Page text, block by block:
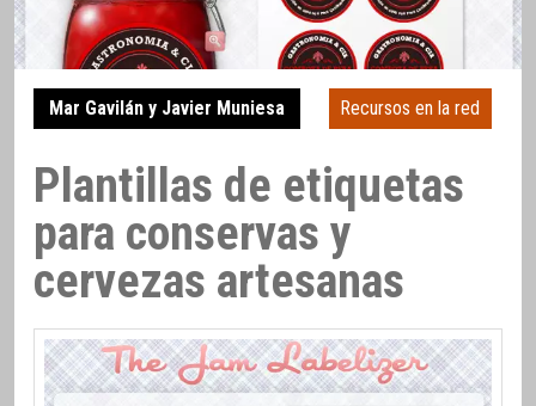
Mar Gavilán y Javier Muniesa Recursos en la red
Plantillas de etiquetas
para conservas y
cervezas artesanas